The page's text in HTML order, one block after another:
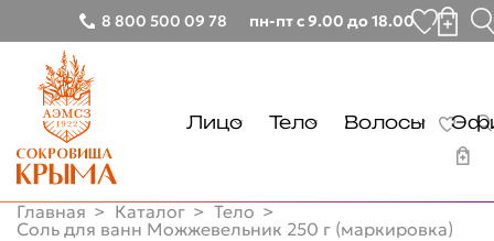
8 800 500 09 78 пн-пт с 9.00 до 18.00
Лицо
Очищение
Тело
Уход
Волосы
Главная Каталог
Тело
Соль для ванн Можжевельник 250 г (маркировка)